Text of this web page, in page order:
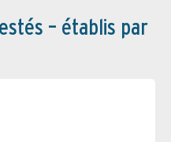
– établis par